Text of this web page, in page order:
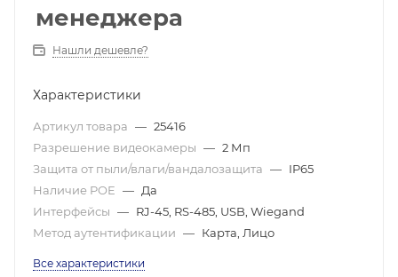
менеджера
Нашли дешевле?
Характеристики
Артикул товара — 25416
Разрешение видеокамеры — 2 Мп
Защита от пыли/влаги/вандалозащита — IP65
Наличие POE — Да
Интерфейсы — RJ-45, RS-485, USB, Wiegand
Метод аутентификации — Карта, Лицо
Все характеристики